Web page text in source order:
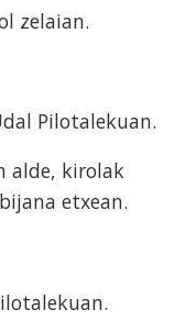
zelaian.
Pilotalekuan.
alde, kirolak
etxean.